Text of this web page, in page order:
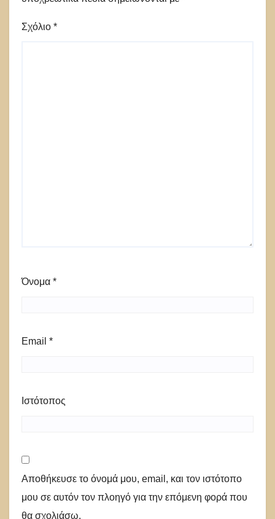
Σχόλιο *
Όνομα *
Email *
Ιστότοπος
Αποθήκευσε το όνομά μου, email, και τον ιστότοπο
μου σε αυτόν τον πλοηγό για την επόμενη φορά που
θα σχολιάσω.